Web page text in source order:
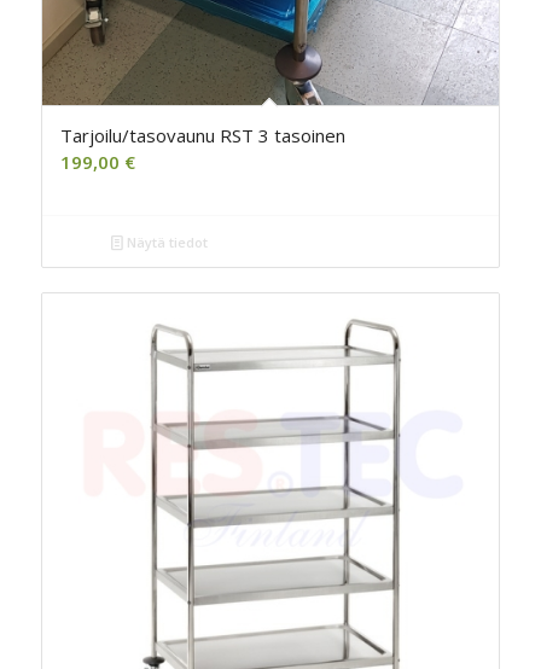
Tarjoilu/tasovaunu RST 3 tasoinen
199,00 €
Näytä tiedot